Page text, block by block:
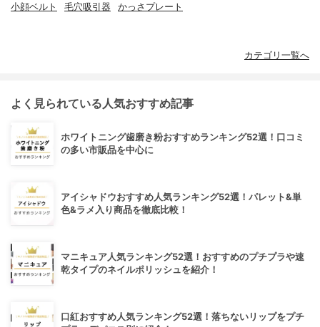
小顔ベルト 毛穴吸引器 かっさプレート
カテゴリ一覧へ
よく見られている人気おすすめ記事
ホワイトニング歯磨き粉おすすめランキング52選！口コミ
の多い市販品を中心に
アイシャドウおすすめ人気ランキング52選！パレット&単
色&ラメ入り商品を徹底比較！
マニキュア人気ランキング52選！おすすめのプチプラや速
乾タイプのネイルポリッシュを紹介！
口紅おすすめ人気ランキング52選！落ちないリップをプチ